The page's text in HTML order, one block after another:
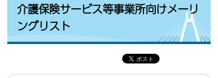
介護保険サービス等事業所向けメーリ
ングリスト